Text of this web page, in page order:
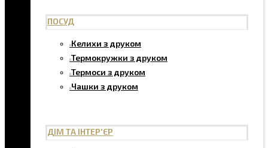
ПОСУД
Келихи з друком
Термокружки з друком
Термоси з друком
Чашки з друком
ДІМ ТА ІНТЕР'ЄР